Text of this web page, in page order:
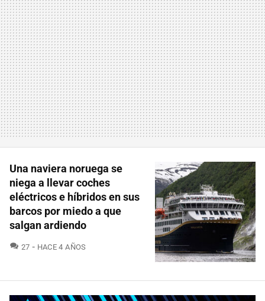
Una naviera noruega se
niega a llevar coches
eléctricos e híbridos en sus
barcos por miedo a que
salgan ardiendo
27 COMENTARIOS
HACE 4 AÑOS